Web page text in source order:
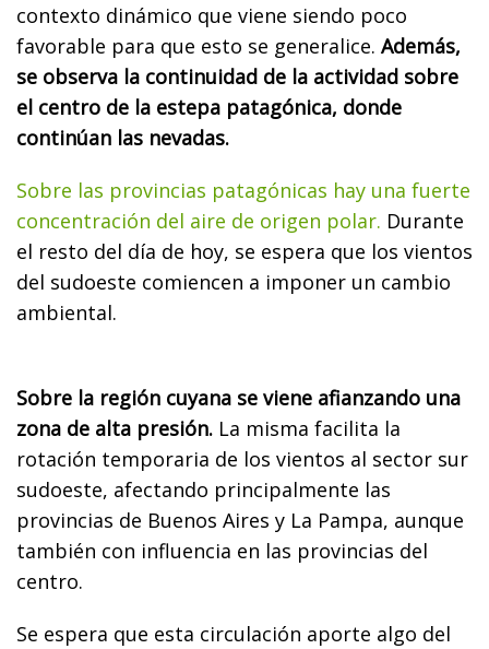
contexto dinámico que viene siendo poco
favorable para que esto se generalice. Además,
se observa la continuidad de la actividad sobre
el centro de la estepa patagónica, donde
continúan las nevadas.
Sobre las provincias patagónicas hay una fuerte
concentración del aire de origen polar. Durante
el resto del día de hoy, se espera que los vientos
del sudoeste comiencen a imponer un cambio
ambiental.
Sobre la región cuyana se viene afianzando una
zona de alta presión. La misma facilita la
rotación temporaria de los vientos al sector sur
sudoeste, afectando principalmente las
provincias de Buenos Aires y La Pampa, aunque
también con influencia en las provincias del
centro.
Se espera que esta circulación aporte algo del